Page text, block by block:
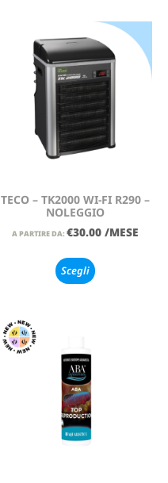
TECO – TK2000 WI-FI R290 –
NOLEGGIO
A PARTIRE DA: €30.00 /MESE
Scegli